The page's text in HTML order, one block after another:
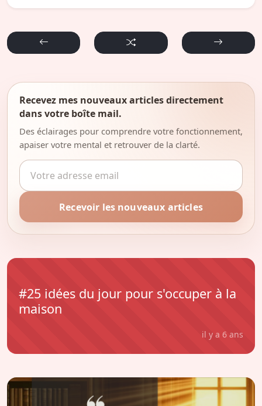
Recevez mes nouveaux articles directement
dans votre boîte mail.
Des éclairages pour comprendre votre fonctionnement,
apaiser votre mental et retrouver de la clarté.
Adresse email
Recevoir les nouveaux articles
#25 idées du jour pour s'occuper à la
maison
il y a 6 ans